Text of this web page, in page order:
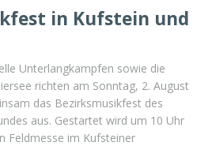
in Kufstein und
Unterlangkampfen sowie die
richten am Sonntag, 2. August
das Bezirksmusikfest des
aus. Gestartet wird um 10 Uhr
Feldmesse im Kufsteiner